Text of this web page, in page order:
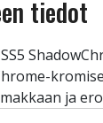
tiedot
ja